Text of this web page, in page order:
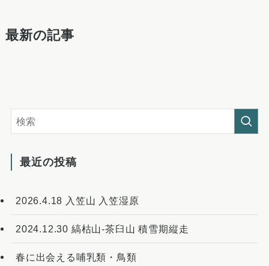
最新の記事
最近の投稿
2026.4.18 入笠山 入笠湿原
2024.12.30 縞枯山-茶臼山 積雪期縦走
春に出会える哺乳類・鳥類